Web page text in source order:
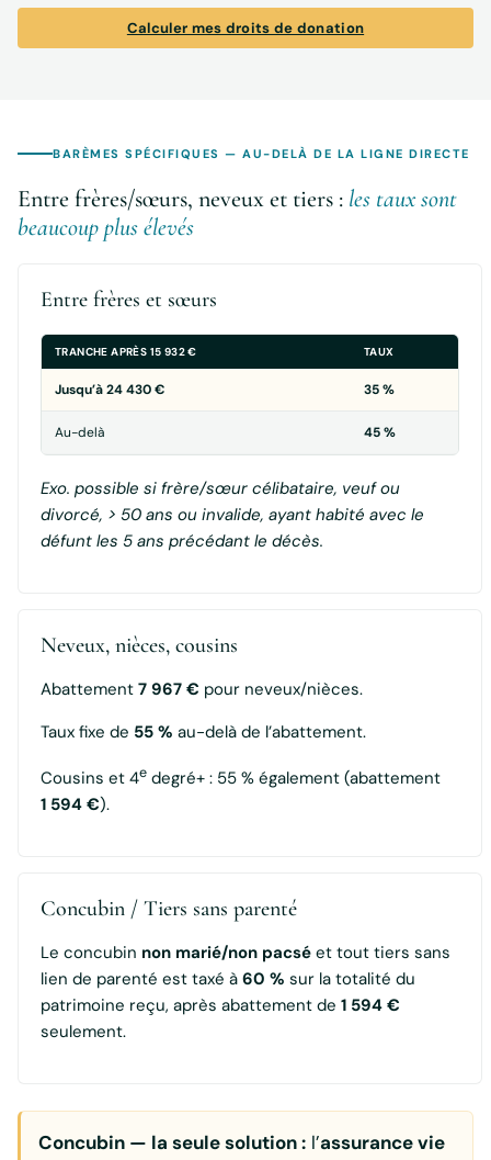
Calculer mes droits de donation
BARÈMES SPÉCIFIQUES — AU-DELÀ DE LA LIGNE DIRECTE
Entre frères/sœurs, neveux et tiers : les taux sont
beaucoup plus élevés
Entre frères et sœurs
TRANCHE APRÈS 15 932 € TAUX
Jusqu’à 24 430 € 35 %
Au-delà 45 %
Exo. possible si frère/sœur célibataire, veuf ou
divorcé, > 50 ans ou invalide, ayant habité avec le
défunt les 5 ans précédant le décès.
Neveux, nièces, cousins
Abattement 7 967 € pour neveux/nièces.
Taux fixe de 55 % au-delà de l’abattement.
Cousins et 4e degré+ : 55 % également (abattement
1 594 €).
Concubin / Tiers sans parenté
Le concubin non marié/non pacsé et tout tiers sans
lien de parenté est taxé à 60 % sur la totalité du
patrimoine reçu, après abattement de 1 594 €
seulement.
Concubin — la seule solution : l’assurance vie